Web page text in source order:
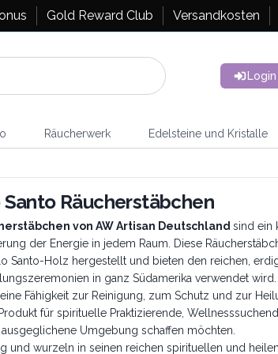
Gold Reward Club Versandkosten
Login
Räucherwerk Edelsteine und Kristalle
Räucherstäbchen
von AW Artisan Deutschland sind ein
der Energie in jedem Raum. Diese
Santo-Holz hergestellt und bieten den reichen,
in ganz Südamerika verwendet wird.
Fähigkeit zur Reinigung, zum Schutz und zur
für spirituelle Praktizierende,
Umgebung schaffen möchten.
und wurzeln in seinen reichen spirituellen und